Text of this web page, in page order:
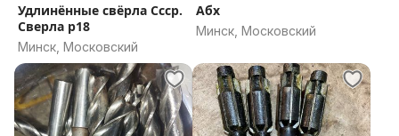
Удлинённые свёрла Ссср.
Сверла р18
Минск, Московский
Абх
Минск, Московский